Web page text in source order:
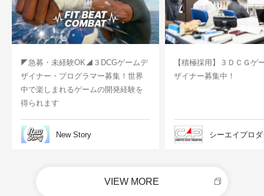
◤急募・未経験OK◢３DCGゲームデ
ザイナー・プログラマー募集！世界
中で楽しまれるゲームの開発経験を
得られます
New Story
【積極採用】３ＤＣＧゲ
ザイナー募集中！
シーエイプロ
VIEW MORE